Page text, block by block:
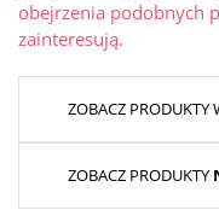
obejrzenia podobnych
zainteresują.
ZOBACZ PRODUKTY
ZOBACZ PRODUKTY